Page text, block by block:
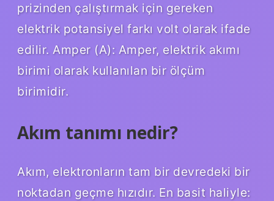
prizinden çalıştırmak için gereken
elektrik potansiyel farkı volt olarak ifade
edilir. Amper (A): Amper, elektrik akımı
birimi olarak kullanılan bir ölçüm
birimidir.
Akım tanımı nedir?
Akım, elektronların tam bir devredeki bir
noktadan geçme hızıdır. En basit haliyle: